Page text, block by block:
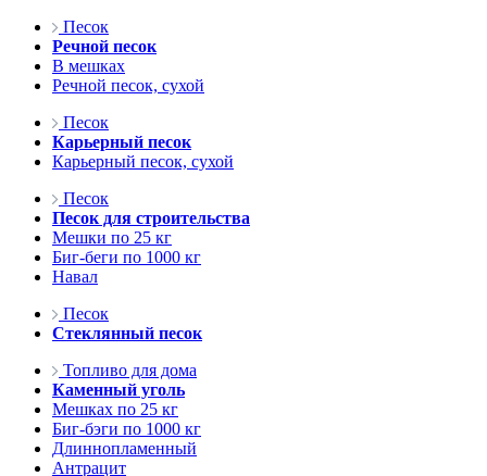
Песок
Речной песок
В мешках
Речной песок, сухой
Песок
Карьерный песок
Карьерный песок, сухой
Песок
Песок для строительства
Мешки по 25 кг
Биг-беги по 1000 кг
Навал
Песок
Стеклянный песок
Топливо для дома
Каменный уголь
Мешках по 25 кг
Биг-бэги по 1000 кг
Длиннопламенный
Антрацит